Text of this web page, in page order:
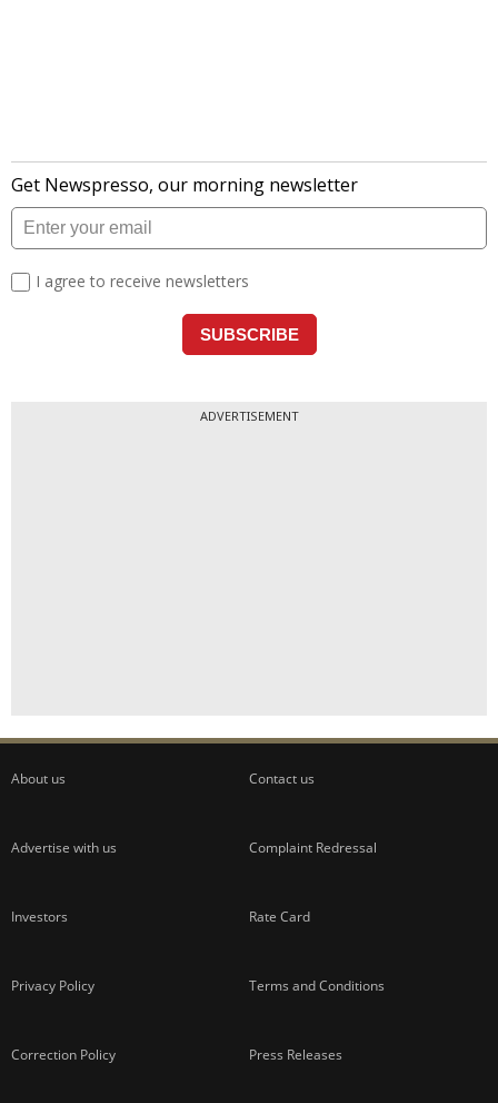
ADVERTISEMENT
About us Contact us
Advertise with us Complaint Redressal
Investors Rate Card
Privacy Policy Terms and Conditions
Correction Policy Press Releases